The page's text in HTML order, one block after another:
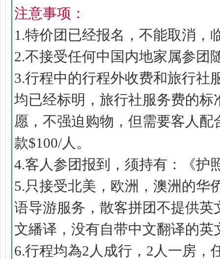
注意事项：
1.特价团已经报名，不能取消，
2.不接受任何中国内地家属参团
3.行程中的行程外收费和旅行社
均已经标明，旅行社服务费的
愿，不强迫购物，但需要客人
款$100/人。
4.客人参团报到，须持有：《护
5.只接受北美，欧洲，澳洲的华
语导游服务，散客拼团不提供
文繙译，没有自带中文翻译的
6.行程均為2人成行，2人一房，